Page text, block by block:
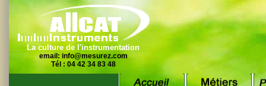
La culture de l'instrumentation
email: info@mesurez.com
Tél : 04 42 34 83 48